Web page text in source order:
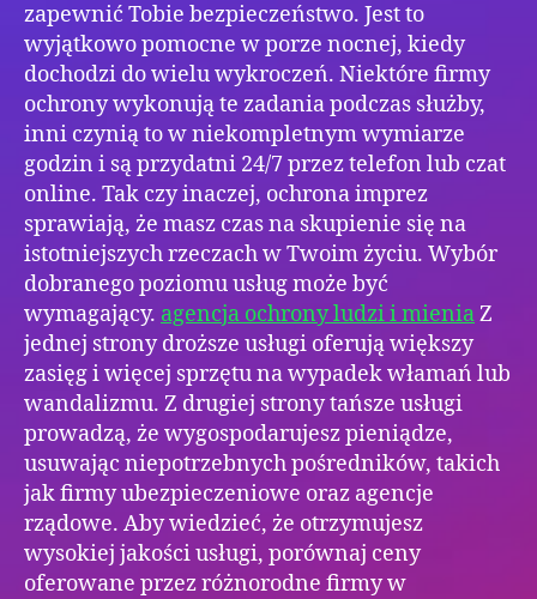
zapewnić Tobie bezpieczeństwo. Jest to
wyjątkowo pomocne w porze nocnej, kiedy
dochodzi do wielu wykroczeń. Niektóre firmy
ochrony wykonują te zadania podczas służby,
inni czynią to w niekompletnym wymiarze
godzin i są przydatni 24/7 przez telefon lub czat
online. Tak czy inaczej, ochrona imprez
sprawiają, że masz czas na skupienie się na
istotniejszych rzeczach w Twoim życiu. Wybór
dobranego poziomu usług może być
wymagający. agencja ochrony ludzi i mieniaZ
jednej strony droższe usługi oferują większy
zasięg i więcej sprzętu na wypadek włamań lub
wandalizmu. Z drugiej strony tańsze usługi
prowadzą, że wygospodarujesz pieniądze,
usuwając niepotrzebnych pośredników, takich
jak firmy ubezpieczeniowe oraz agencje
rządowe. Aby wiedzieć, że otrzymujesz
wysokiej jakości usługi, porównaj ceny
oferowane przez różnorodne firmy w